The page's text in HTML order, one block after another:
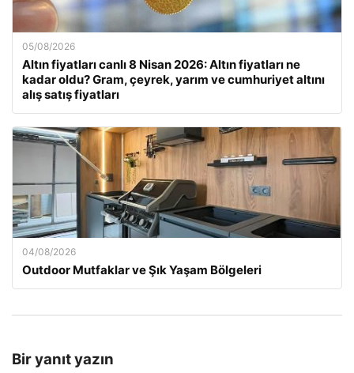
05/08/2026
Altın fiyatları canlı 8 Nisan 2026: Altın fiyatları ne
kadar oldu? Gram, çeyrek, yarım ve cumhuriyet altını
alış satış fiyatları
04/08/2026
Outdoor Mutfaklar ve Şık Yaşam Bölgeleri
Bir yanıt yazın